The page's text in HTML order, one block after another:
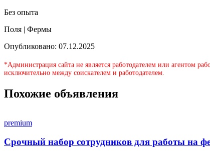
Без опыта
Поля | Фермы
Опубликовано: 07.12.2025
*Администрация сайта не является работодателем или агентом
исключительно между соискателем и работодателем.
Похожие объявления
premium
Срочный набор сотрудников для работы на